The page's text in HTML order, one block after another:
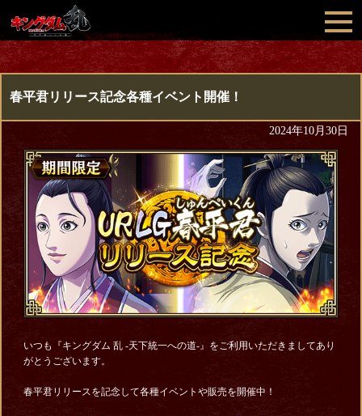
春平君リリース記念各種イベント開催！
2024年10月30日
いつも『キングダム 乱 -天下統一への道-』をご利用いただきましてあり
がとうございます。
春平君リリースを記念して各種イベントや販売を開催中！